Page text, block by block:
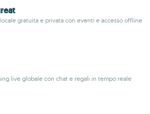
gratuita e privata con eventi e accesso offline
live globale con chat e regali in tempo reale